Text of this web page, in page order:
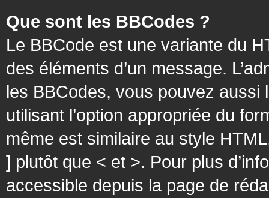
Que sont les BBCodes ?
Le BBCode est une variante du
des éléments d’un message.
les BBCodes, vous pouvez
utilisant l’option appropriée du
même est similaire au style
] plutôt que < et >. Pour plus
accessible depuis la page de